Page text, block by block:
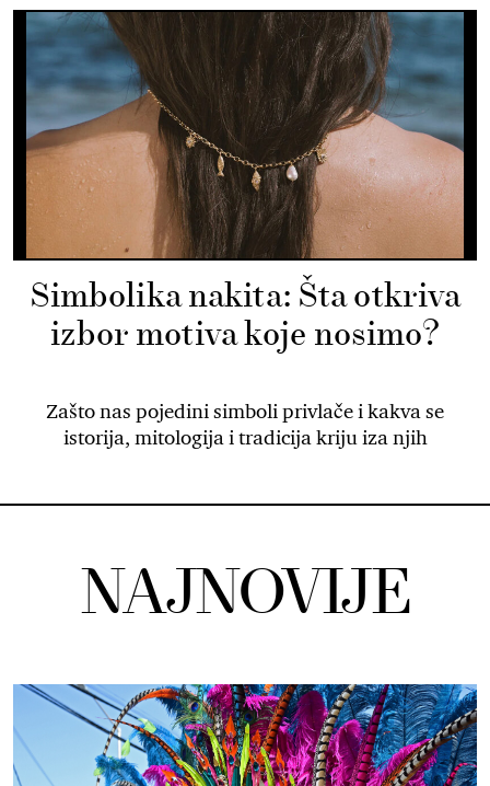
Simbolika nakita: Šta otkriva
izbor motiva koje nosimo?
Zašto nas pojedini simboli privlače i kakva se
istorija, mitologija i tradicija kriju iza njih
NAJNOVIJE